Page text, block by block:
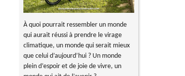
À quoi pourrait ressembler un monde
qui aurait réussi à prendre le virage
climatique, un monde qui serait mieux
que celui d’aujourd’hui ? Un monde
plein d’espoir et de joie de vivre, un